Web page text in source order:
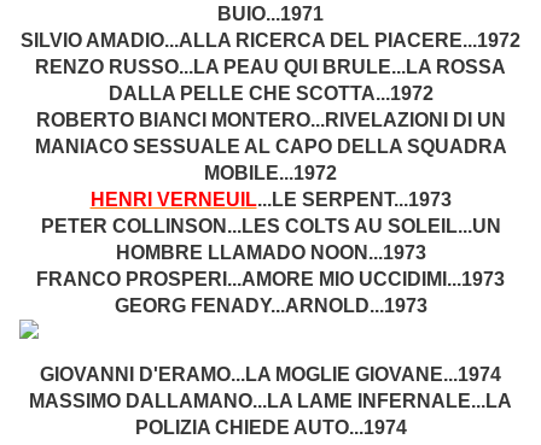
BUIO...1971
SILVIO AMADIO...ALLA RICERCA DEL PIACERE...1972
RENZO RUSSO...LA PEAU QUI BRULE...LA ROSSA
DALLA PELLE CHE SCOTTA...1972
ROBERTO BIANCI MONTERO...RIVELAZIONI DI UN
MANIACO SESSUALE AL CAPO DELLA SQUADRA
MOBILE...1972
HENRI VERNEUIL...LE SERPENT...1973
PETER COLLINSON...LES COLTS AU SOLEIL...UN
HOMBRE LLAMADO NOON...1973
FRANCO PROSPERI...AMORE MIO UCCIDIMI...1973
GEORG FENADY...ARNOLD...1973
GIOVANNI D'ERAMO...LA MOGLIE GIOVANE...1974
MASSIMO DALLAMANO...LA LAME INFERNALE...LA
POLIZIA CHIEDE AUTO...1974